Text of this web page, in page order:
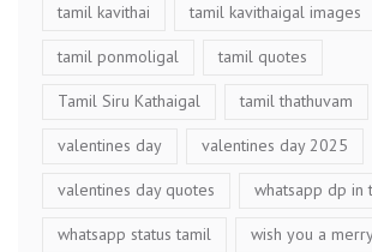
tamil kavithai tamil kavithaigal images
tamil ponmoligal tamil quotes
Tamil Siru Kathaigal tamil thathuvam
valentines day valentines day 2025
valentines day quotes whatsapp dp in
whatsapp status tamil wish you a